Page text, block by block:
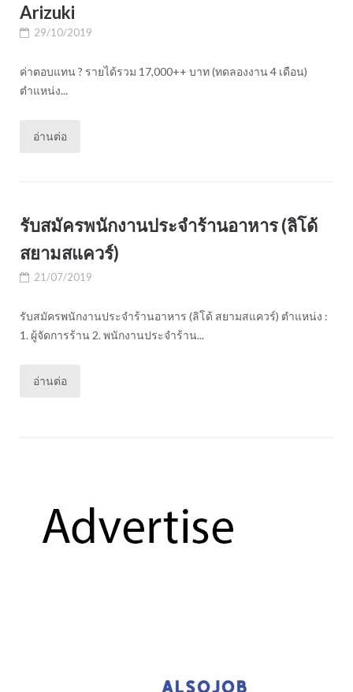
Arizuki
29/10/2019
ค่าตอบแทน ? รายได้รวม 17,000++ บาท (ทดลองงาน 4 เดือน)
ตำแหน่ง...
อ่านต่อ
รับสมัครพนักงานประจำร้านอาหาร (ลิโด้
สยามสแควร์)
21/07/2019
รับสมัครพนักงานประจำร้านอาหาร (ลิโด้ สยามสแควร์) ตำแหน่ง :
1. ผู้จัดการร้าน 2. พนักงานประจำร้าน...
อ่านต่อ